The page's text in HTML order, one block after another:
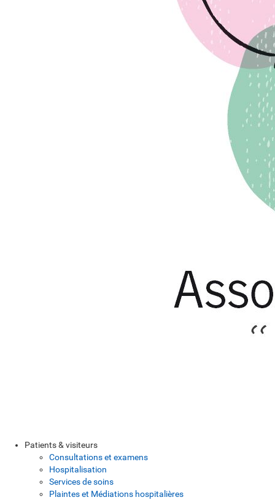
Patients & visiteurs
Consultations et examens
Hospitalisation
Services de soins
Plaintes et Médiations hospitalières